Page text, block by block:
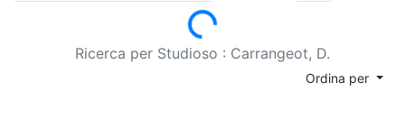
Loading...
Ricerca per Studioso : Carrangeot, D.
Ordina per